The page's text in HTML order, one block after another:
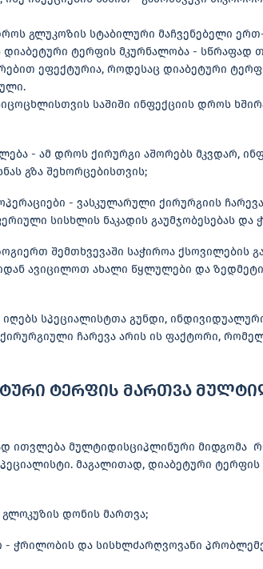
გლუკოზის სტაბილური მაჩვენებელი
დიაბეტური ტერფის მკურნალობა - სწრაფად
ეფექტურია, როდესაც დიაბეტური
საშიში ინფექციის დროს
- ამ დროს ქირურგი აშორებს მკვდარ,
გზა შეხორცებისთვის;
- ვასკულარული ქირურგიის
სისხლის ნაკადის გაუმჯობესებას და
შემთხვევაში საჭიროა ქსოვილების
ავიცილოთ ახალი წყლულები და ზედმეტი
სპეციალისტთა გუნდი,
ჩარევა არის ის ფაქტორი,
ტერფის მართვა
ითვლება მულტიდისციპლინური მიდგომა
მაგალითად, დიაბეტური
დონის მართვა;
ჭრილობის და სისხლძარღვოვანი